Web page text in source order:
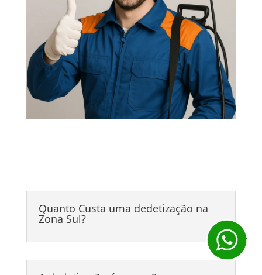
Quanto Custa uma dedetização na
Zona Sul?